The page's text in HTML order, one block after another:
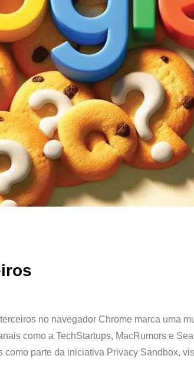
no navegador Chrome marca uma
como a TechStartups, MacRumors e
parte da iniciativa Privacy Sandbox,